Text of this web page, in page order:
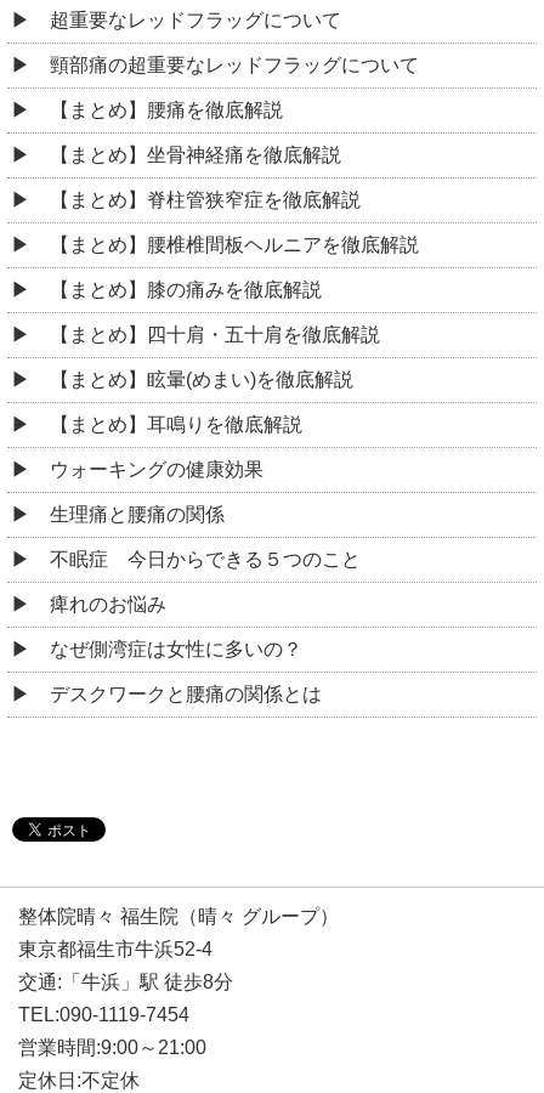
超重要なレッドフラッグについて
頸部痛の超重要なレッドフラッグについて
【まとめ】腰痛を徹底解説
【まとめ】坐骨神経痛を徹底解説
【まとめ】脊柱管狭窄症を徹底解説
【まとめ】腰椎椎間板ヘルニアを徹底解説
【まとめ】膝の痛みを徹底解説
【まとめ】四十肩・五十肩を徹底解説
【まとめ】眩暈(めまい)を徹底解説
【まとめ】耳鳴りを徹底解説
ウォーキングの健康効果
生理痛と腰痛の関係
不眠症 今日からできる５つのこと
痺れのお悩み
なぜ側湾症は女性に多いの？
デスクワークと腰痛の関係とは
整体院晴々 福生院（晴々 グループ）
東京都福生市牛浜52-4
交通:「牛浜」駅 徒歩8分
TEL:090-1119-7454
営業時間:9:00～21:00
定休日:不定休